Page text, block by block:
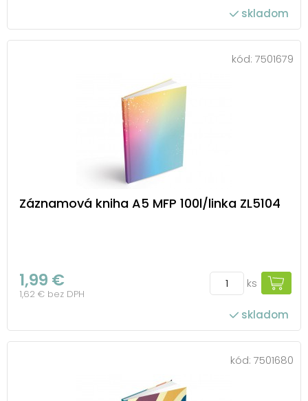
skladom
kód: 7501679
Záznamová kniha A5 MFP 100l/linka ZL5104
1,99 €
1,62 € bez DPH
ks
skladom
kód: 7501680